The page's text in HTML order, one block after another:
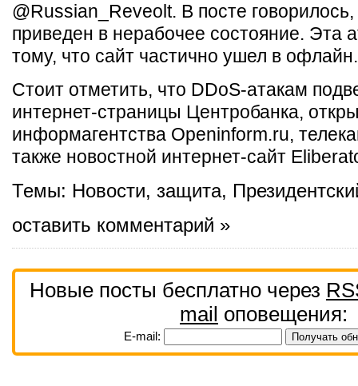
@Russian_Reveolt. В посте говорилось,
приведен в нерабочее состояние. Эта
тому, что сайт частично ушел в офлайн.
Стоит отметить, что DDoS-атакам
интернет-страницы Центробанка,
информагентства Openinform.ru,
также новостной интернет-сайт
Темы: Новости, защита,
оставить комментарий »
Новые посты бесплатно через
mail оповещения:
E-mail: